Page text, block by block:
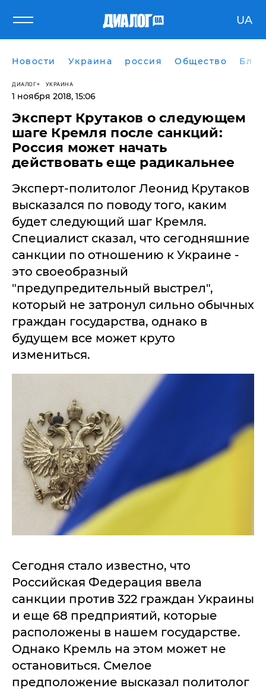
UA
Новости Украина россия Общество
ДИАЛОГ УКРАИНА
1 ноября 2018, 15:06
Эксперт Крутаков о следующем
шаге Кремля после санкций:
Россия может начать
действовать еще радикальнее
Эксперт-политолог Леонид Крутаков
высказался по поводу того, каким
будет следующий шаг Кремля.
Специалист сказал, что сегодняшние
санкции по отношению к Украине -
это своеобразный
"предупредительный выстрел",
который не затронул сильно обычных
граждан государства, однако в
будущем все может круто
измениться.
Сегодня стало известно, что
Российская Федерация ввела
санкции против 322 граждан Украины
и еще 68 предприятий, которые
расположены в нашем государстве.
Однако Кремль на этом может не
остановиться. Смелое
предположение высказал политолог